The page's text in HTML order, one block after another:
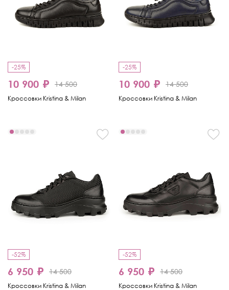
-25%
10 900 ₽ 14 500
Кроссовки Kristina & Milan
-25%
10 900 ₽ 14 500
Кроссовки Kristina & Milan
-52%
6 950 ₽ 14 500
Кроссовки Kristina & Milan
-52%
6 950 ₽ 14 500
Кроссовки Kristina & Milan